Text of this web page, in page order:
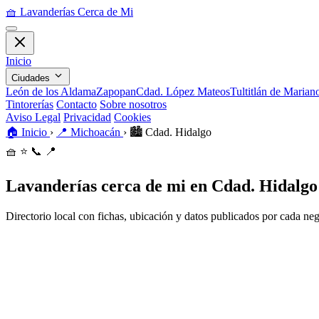
🧺 Lavanderías Cerca de Mi
Inicio
Ciudades
León de los AldamaZapopanCdad. López MateosTultitlán de
Tintorerías Contacto Sobre nosotros
Aviso Legal Privacidad Cookies
🏠 Inicio › 📍 Michoacán › 🏙️ Cdad. Hidalgo
🧺 ⭐ 📞 📍
Lavanderías cerca de mi en Cdad. Hidalgo
Directorio local con fichas, ubicación y datos publicados por cada